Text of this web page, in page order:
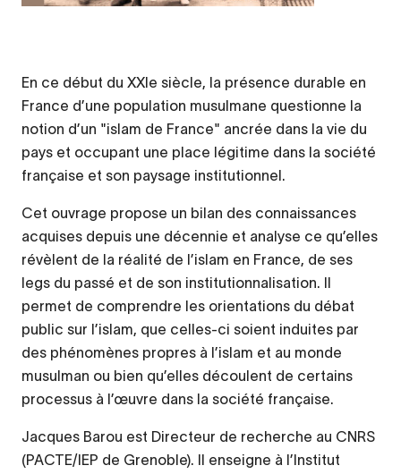
En ce début du XXIe siècle, la présence durable en
France d’une population musulmane questionne la
notion d’un "islam de France" ancrée dans la vie du
pays et occupant une place légitime dans la société
française et son paysage institutionnel.
Cet ouvrage propose un bilan des connaissances
acquises depuis une décennie et analyse ce qu’elles
révèlent de la réalité de l’islam en France, de ses
legs du passé et de son institutionnalisation. Il
permet de comprendre les orientations du débat
public sur l’islam, que celles-ci soient induites par
des phénomènes propres à l’islam et au monde
musulman ou bien qu’elles découlent de certains
processus à l’œuvre dans la société française.
Jacques Barou est Directeur de recherche au CNRS
(PACTE/IEP de Grenoble). Il enseigne à l’Institut